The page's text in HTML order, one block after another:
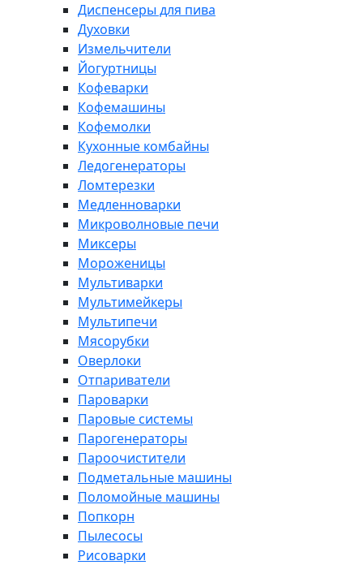
Диспенсеры для пива
Духовки
Измельчители
Йогуртницы
Кофеварки
Кофемашины
Кофемолки
Кухонные комбайны
Ледогенераторы
Ломтерезки
Медленноварки
Микроволновые печи
Миксеры
Мороженицы
Мультиварки
Мультимейкеры
Мультипечи
Мясорубки
Оверлоки
Отпариватели
Пароварки
Паровые системы
Парогенераторы
Пароочистители
Подметальные машины
Поломойные машины
Попкорн
Пылесосы
Рисоварки